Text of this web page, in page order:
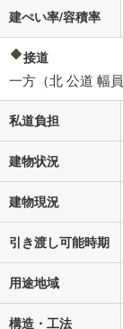
建ぺい率/容積率
接道
一方（北 公道 幅員
私道負担
建物状況
建物現況
引き渡し可能時期
用途地域
構造・工法